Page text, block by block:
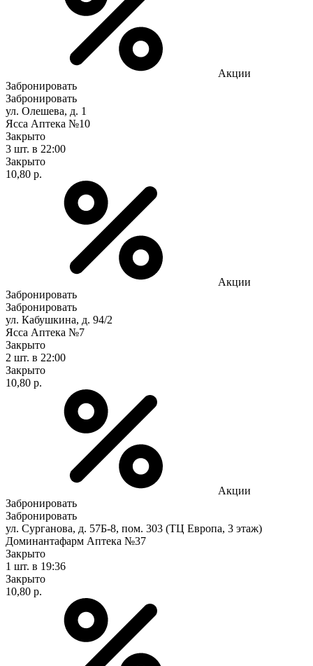
Акции
Забронировать
Забронировать
ул. Олешева, д. 1
Ясса Аптека №10
Закрыто
3 шт. в 22:00
Закрыто
10,80 р.
Акции
Забронировать
Забронировать
ул. Кабушкина, д. 94/2
Ясса Аптека №7
Закрыто
2 шт. в 22:00
Закрыто
10,80 р.
Акции
Забронировать
Забронировать
ул. Сурганова, д. 57Б-8, пом. 303 (ТЦ Европа, 3 этаж)
Доминантафарм Аптека №37
Закрыто
1 шт. в 19:36
Закрыто
10,80 р.